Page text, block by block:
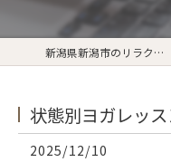
新潟県新潟市のリラクゼーションならSukhairo
状態別ヨガレッ
2025/12/10